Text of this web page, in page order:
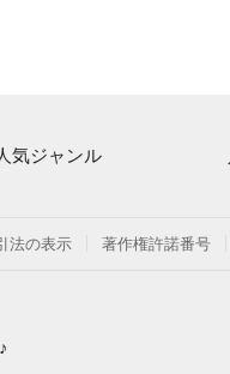
気ジャンル
ラシック
法の表示 著作権許諾番号